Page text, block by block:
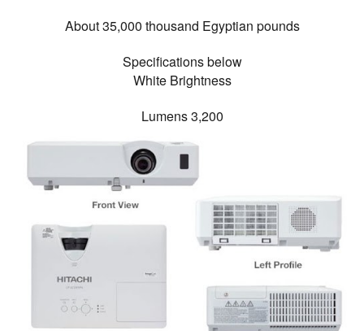
About 35,000 thousand Egyptian pounds
Specifications below
White Brightness
3,200 Lumens